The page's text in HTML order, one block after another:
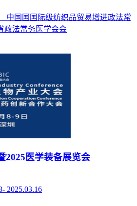
中国国国际级纺织品贸易增进政法常
政法常务医学会会
2025医学装备展览会
2025.03.16